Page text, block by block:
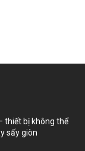
thiết bị không thể
sấy giòn